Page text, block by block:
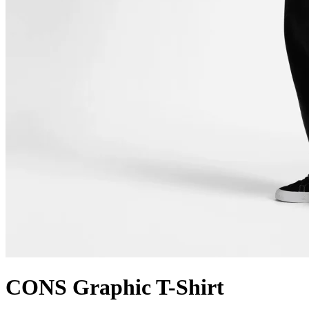
CONS Graphic T-Shirt